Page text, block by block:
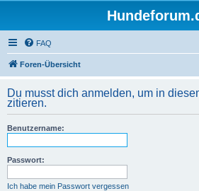
FAQ
Foren-Übersicht
Du musst dich anmelden, um in
zitieren.
Benutzername:
Passwort:
Ich habe mein Passwort vergessen